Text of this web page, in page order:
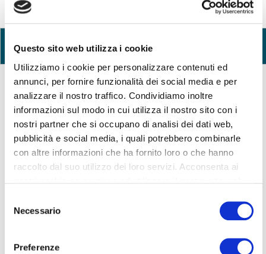
Questo sito web utilizza i cookie
Utilizziamo i cookie per personalizzare contenuti ed
annunci, per fornire funzionalità dei social media e per
analizzare il nostro traffico. Condividiamo inoltre
informazioni sul modo in cui utilizza il nostro sito con i
nostri partner che si occupano di analisi dei dati web,
pubblicità e social media, i quali potrebbero combinarle
con altre informazioni che ha fornito loro o che hanno
raccolto dal suo utilizzo dei loro servizi. Acconsenta ai
delNecessario
Preferenze
Nuova Piattaforma Ragno DZX 170
Il sistema a due bracci articolati telescopici
permette di lavorare fino a 17 metri di altezza
NOVITA' 2016